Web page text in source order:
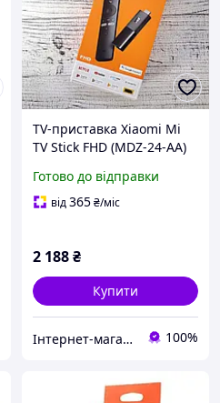
TV-приставка Xiaomi Mi
TV Stick FHD (MDZ-24-AA)
монітора
Готово до відправки
від365₴/міс
2 188₴
Купити
Інтернет-магазин "Он лайн" 100%